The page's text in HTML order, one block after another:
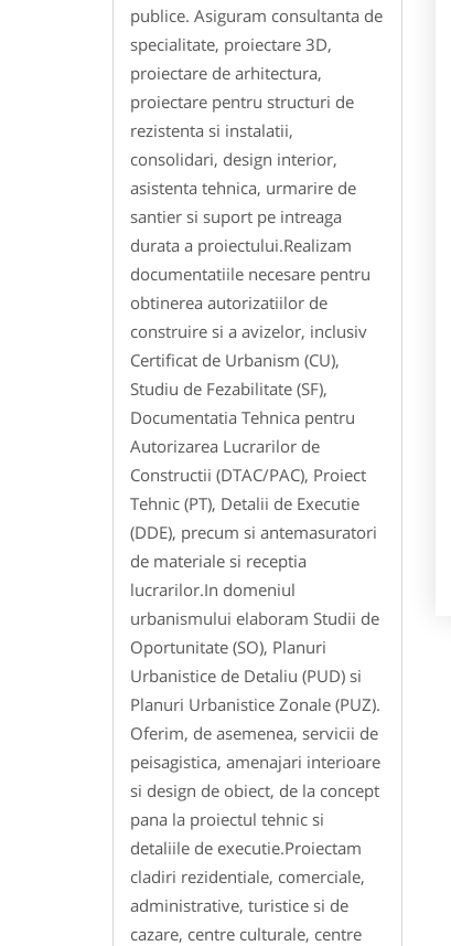
publice. Asiguram consultanta de
specialitate, proiectare 3D,
proiectare de arhitectura,
proiectare pentru structuri de
rezistenta si instalatii,
consolidari, design interior,
asistenta tehnica, urmarire de
santier si suport pe intreaga
durata a proiectului.Realizam
documentatiile necesare pentru
obtinerea autorizatiilor de
construire si a avizelor, inclusiv
Certificat de Urbanism (CU),
Studiu de Fezabilitate (SF),
Documentatia Tehnica pentru
Autorizarea Lucrarilor de
Constructii (DTAC/PAC), Proiect
Tehnic (PT), Detalii de Executie
(DDE), precum si antemasuratori
de materiale si receptia
lucrarilor.In domeniul
urbanismului elaboram Studii de
Oportunitate (SO), Planuri
Urbanistice de Detaliu (PUD) si
Planuri Urbanistice Zonale (PUZ).
Oferim, de asemenea, servicii de
peisagistica, amenajari interioare
si design de obiect, de la concept
pana la proiectul tehnic si
detaliile de executie.Proiectam
cladiri rezidentiale, comerciale,
administrative, turistice si de
cazare, centre culturale, centre